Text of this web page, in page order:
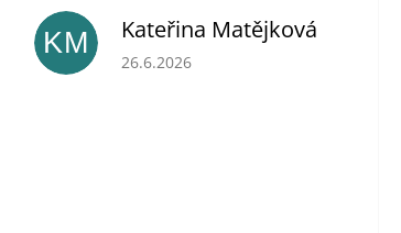
KM Kateřina Matějková
Hodnocení obchodu je 5 z 5
26.6.2026